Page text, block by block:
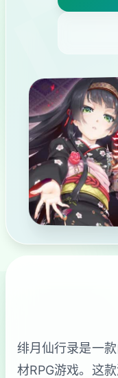
绯月仙行录是一
材RPG游戏。这